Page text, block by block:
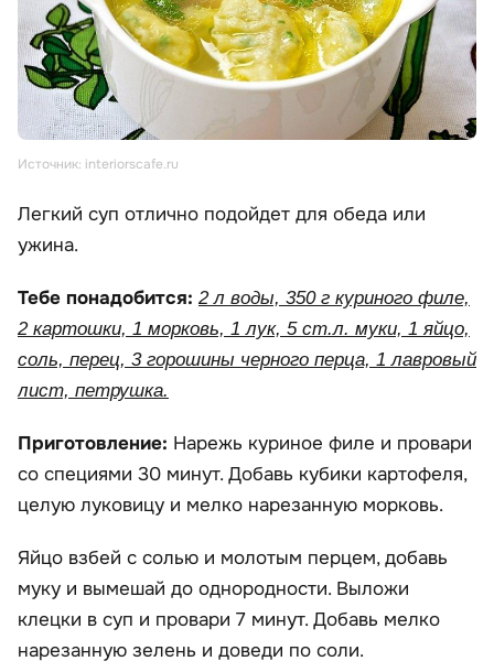
Источник: interiorscafe.ru
Легкий суп отлично подойдет для обеда или
ужина.
Тебе понадобится: 2 л воды, 350 г куриного филе,
2 картошки, 1 морковь, 1 лук, 5 ст.л. муки, 1 яйцо,
соль, перец, 3 горошины черного перца, 1 лавровый
лист, петрушка.
Приготовление: Нарежь куриное филе и провари
со специями 30 минут. Добавь кубики картофеля,
целую луковицу и мелко нарезанную морковь.
Яйцо взбей с солью и молотым перцем, добавь
муку и вымешай до однородности. Выложи
клецки в суп и провари 7 минут. Добавь мелко
нарезанную зелень и доведи по соли.